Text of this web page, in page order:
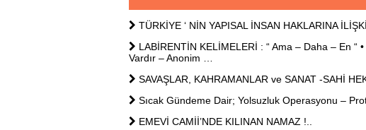
TÜRKİYE ‘ NİN YAPISAL İNSAN HAKLARINA
LABİRENTİN KELİMELERİ : “ Ama – Daha – En
Vardır – Anonim …
SAVAŞLAR, KAHRAMANLAR ve SANAT -SAHİ
Sıcak Gündeme Dair; Yolsuzluk Operasyonu –
EMEVİ CAMİİ’NDE KILINAN NAMAZ !..